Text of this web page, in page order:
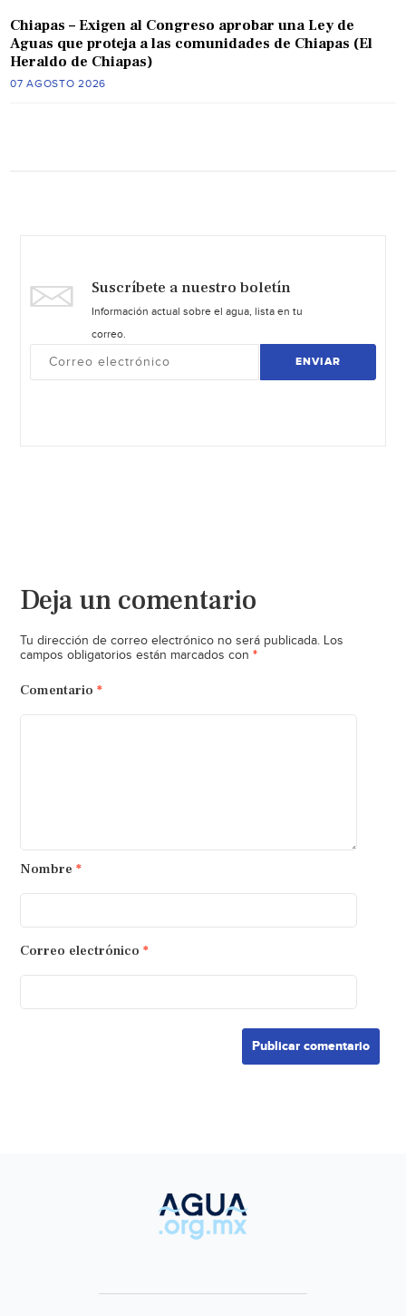
Chiapas – Exigen al Congreso aprobar una Ley de
Aguas que proteja a las comunidades de Chiapas (El
Heraldo de Chiapas)
07 AGOSTO 2026
Suscríbete a nuestro boletín
Información actual sobre el agua, lista en tu
correo.
ENVIAR
Deja un comentario
Tu dirección de correo electrónico no será publicada. Los
campos obligatorios están marcados con *
Comentario *
Nombre *
Correo electrónico *